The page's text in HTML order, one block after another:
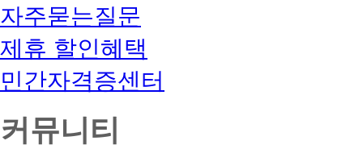
자주묻는질문
제휴 할인혜택
민간자격증센터
커뮤니티